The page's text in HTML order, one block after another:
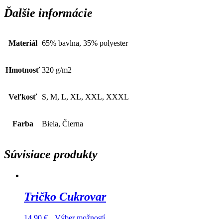
Ďalšie informácie
Materiál 65% bavlna, 35% polyester
Hmotnosť 320 g/m2
Veľkosť S, M, L, XL, XXL, XXXL
Farba Biela, Čierna
Súvisiace produkty
Tričko Cukrovar